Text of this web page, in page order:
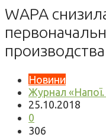
WAPA
Новини
Журнал «Напої.
25.10.2018
0
306